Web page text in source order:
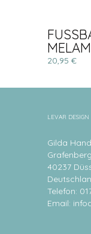
20,95 €
LEVAR DESIGN
Gilda
40237
Telefon:
Email: